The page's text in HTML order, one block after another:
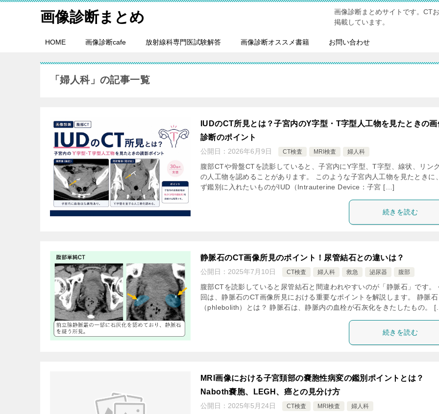
画像診断まとめ
画像診断まとめサイトです。CT
掲載しています。
HOME 画像診断cafe 放射線科専門医試験解答 画像診断オススメ書籍 お問い合わせ
「婦人科」の記事一覧
IUDのCT所見とは？子宮内のY字型・T字型人工物を見たときの画
診断のポイント
公開日： 2026年6月9日 CT検査 MRI検査 婦人科
腹部CTや骨盤CTを読影していると、子宮内にY字型、T字型、線状、リン
の人工物を認めることがあります。 このような子宮内人工物を見たときに
ず鑑別に入れたいものがIUD（Intrauterine Device：子宮 […]
続きを読む
静脈石のCT画像所見のポイント！尿管結石との違いは？
公開日： 2025年7月10日 CT検査 婦人科 救急 泌尿器 腹部
腹部CTを読影していると尿管結石と間違われやすいのが「静脈石」です。
回は、静脈石のCT画像所見における重要なポイントを解説します。 静脈石
（phlebolith）とは？ 静脈石は、静脈内の血栓が石灰化をきたしたもの。
続きを読む
MRI画像における子宮頚部の嚢胞性病変の鑑別ポイントとは？
Naboth嚢胞、LEGH、癌との見分け方
公開日： 2025年5月24日 CT検査 MRI検査 婦人科